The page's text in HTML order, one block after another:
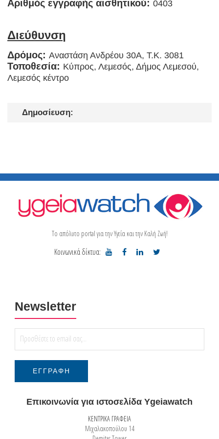
Αριθμός εγγραφής αισθητικού: 0403
Διεύθυνση
Δρόμος: Αναστάση Ανδρέου 30Α, Τ.Κ. 3081
Τοποθεσία: Κύπρος, Λεμεσός, Δήμος Λεμεσού,
Λεμεσός κέντρο
Δημοσίευση:
Το απόλυτο portal για την Υγεία και την Καλή Ζωή!
Κοινωνικά δίκτυα:
Newsletter
Επικοινωνία για ιστοσελίδα Ygeiawatch
ΚΕΝΤΡΙΚΑ ΓΡΑΦΕΙΑ
Μιχαλακοπούλου 14